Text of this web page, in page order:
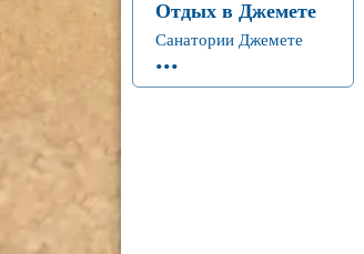
Отдых в Джемете
Санатории Джемете
...